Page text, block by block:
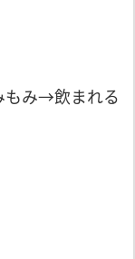
もみ→飲まれる